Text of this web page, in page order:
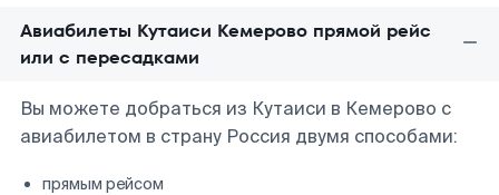
Авиабилеты Кутаиси Кемерово прямой рейс
или с пересадками
Вы можете добраться из Кутаиси в Кемерово с
авиабилетом в страну Россия двумя способами:
прямым рейсом